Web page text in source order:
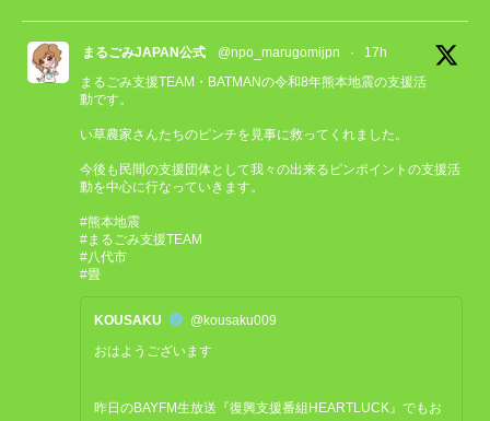
まるごみJAPAN公式 @npo_marugomijpn ·
17h
まるごみ支援TEAM・BATMANの令和8年熊本地震の支援活
動です。
い草農家さんたちのピンチを見事に救ってくれました。
今後も民間の支援団体として我々の出来るピンポイントの支援活
動を中心に行なっていきます。
#熊本地震
#まるごみ支援TEAM
#八代市
#畳
KOUSAKU
@kousaku009
おはようございます
昨日のBAYFM生放送『復興支援番組HEARTLUCK』でもお